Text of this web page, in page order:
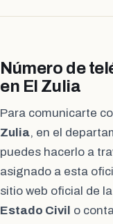
Número de
en El Zulia
Para comunicarte
Zulia, en el
puedes hacerlo a
asignado a esta
sitio web oficial de la
Estado Civil o